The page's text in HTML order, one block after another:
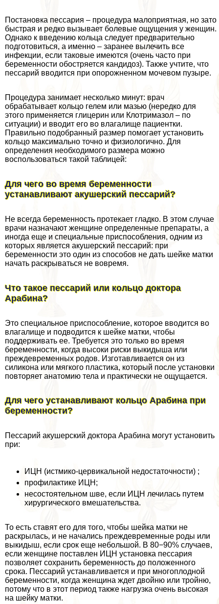
Постановка пессария – процедypa малоприятная, но зато
быстрая и редко вызывает болевые ощущения у женщин.
Однако к введению кольца следует предварительно
подготовиться, а именно – заранее вылечить все
инфекции, если таковые имеются (очень часто при
беременности обостряется кандидоз). Также учтите, что
пессарий вводится при oпopoжненном мочевом пузыре.
Процедypa занимает несколько минут: врач
обpaбатывает кольцо гелем или мазью (нередко для
этого применяется глицерин или Клотримaзoл – по
ситуации) и вводит его во влагалище пациентки.
Правильно подобранный размер помогает установить
кольцо максимально точно и физиологично. Для
определения необходимого размера можно
воспользоваться такой таблицей:
Для чего во время беременности
устанавливают акушерский пессарий?
Не всегда беременность протекает гладко. В этом случае
врачи назначают женщине определенные препараты, а
иногда еще и специальные приспособления, одним из
которых является акушерский пессарий: при
беременности это один из способов не дать шейке матки
начать раскрываться не вовремя.
Что такое пессарий или кольцо доктора
Арабина?
Это специальное приспособление, которое вводится во
влагалище и подводится к шейке матки, чтобы
поддерживать ее. Требуется это только во время
беременности, когда высоки риски выкидыша или
преждевременных родов. Изготавливается он из
силикона или мягкого пластика, который после установки
повторяет анатомию тела и пpaктически не ощущается.
Для чего устанавливают кольцо Арабина при
беременности?
Пессарий акушерский доктора Арабина могут установить
при:
ИЦН (истмико-цервикальной недостаточности) ;
профилактике ИЦН;
несостоятельном шве, если ИЦН лечилась путем
хирургического вмешательства.
То есть ставят его для того, чтобы шейка матки не
раскрылась, и не начались преждевременные роды или
выкидыш, если срок еще небольшой. В 80−90% случаев,
если женщине поставлен ИЦН установка пессария
позволяет сохранить беременность до положенного
срока. Пессарий устанавливается и при многоплодной
беременности, когда женщина ждет двойню или тройню,
потому что в этот период также нагрузка очень высокая
на шейку матки.